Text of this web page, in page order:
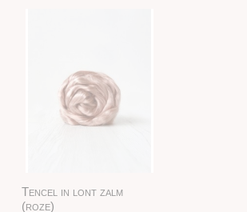
Tencel in lont zalm
(roze)